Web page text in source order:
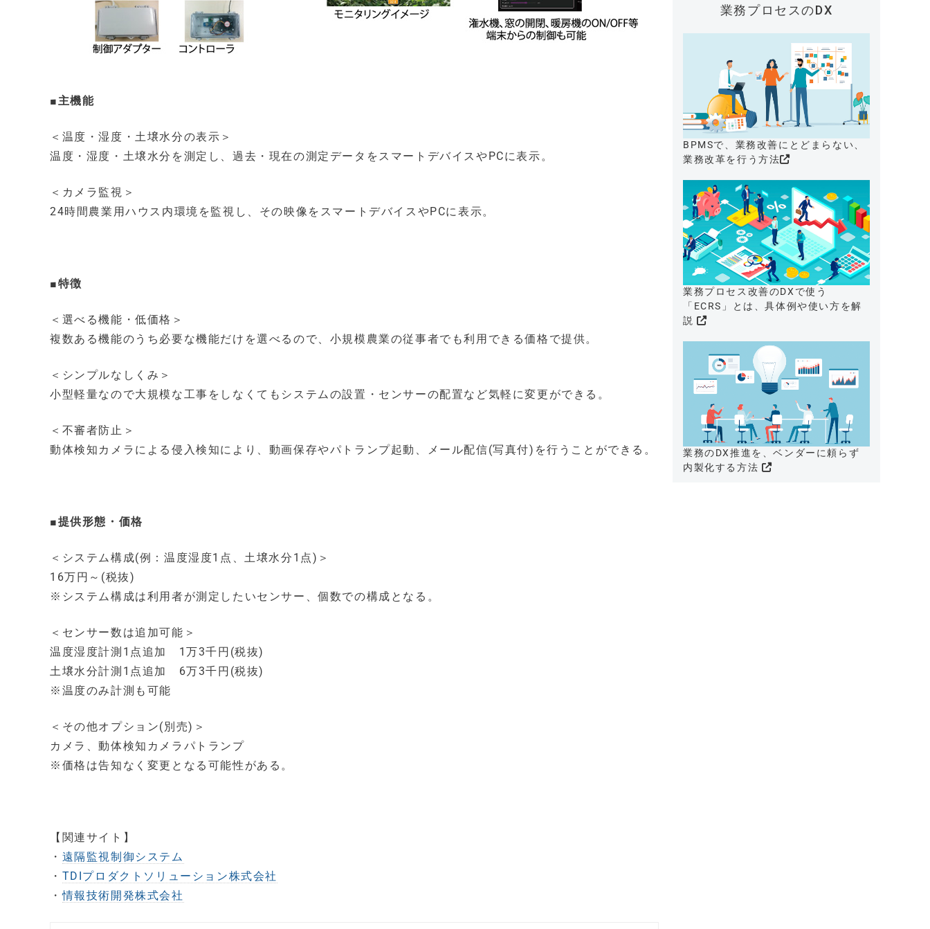
■主機能
＜温度・湿度・土壌水分の表示＞
温度・湿度・土壌水分を測定し、過去・現在の測定データをスマートデバイスやPCに表示。
＜カメラ監視＞
24時間農業用ハウス内環境を監視し、その映像をスマートデバイスやPCに表示。
■特徴
＜選べる機能・低価格＞
複数ある機能のうち必要な機能だけを選べるので、小規模農業の従事者でも利用できる価格で提供。
＜シンプルなしくみ＞
小型軽量なので大規模な工事をしなくてもシステムの設置・センサーの配置など気軽に変更ができる。
＜不審者防止＞
動体検知カメラによる侵入検知により、動画保存やパトランプ起動、メール配信(写真付)を行うことができる。
■提供形態・価格
＜システム構成(例：温度湿度1点、土壌水分1点)＞
16万円～(税抜)
※システム構成は利用者が測定したいセンサー、個数での構成となる。
＜センサー数は追加可能＞
温度湿度計測1点追加 1万3千円(税抜)
土壌水分計測1点追加 6万3千円(税抜)
※温度のみ計測も可能
＜その他オプション(別売)＞
カメラ、動体検知カメラパトランプ
※価格は告知なく変更となる可能性がある。
【関連サイト】
・ 遠隔監視制御システム
・ TDIプロダクトソリューション株式会社
・情報技術開発株式会社
業務プロセスのDX
BPMSで、業務改善にとどまらない、
業務改革を行う方法
業務プロセス改善のDXで使う
「ECRS」とは、具体例や使い方を解
説
業務のDX推進を、ベンダーに頼らず
内製化する方法